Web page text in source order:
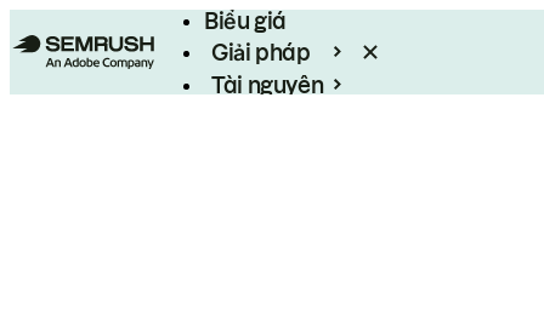
Biểu giá
Giải pháp
Tài nguyên